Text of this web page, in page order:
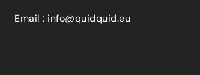
Email : info@quidquid.eu